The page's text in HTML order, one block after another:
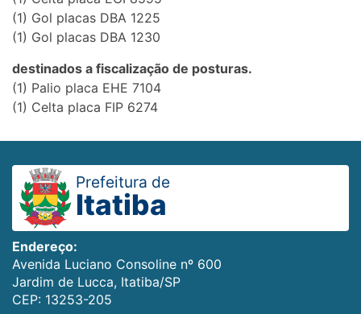
(1) Gol placas DBA 1225
(1) Gol placas DBA 1230
destinados a fiscalização de posturas.
(1) Palio placa EHE 7104
(1) Celta placa FIP 6274
Prefeitura de
Itatiba
Endereço:
Avenida Luciano Consoline nº 600
Jardim de Lucca, Itatiba/SP
CEP: 13253-205